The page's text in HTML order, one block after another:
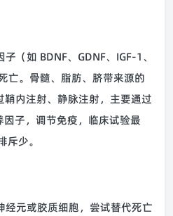
（如 BDNF、GDNF、IGF-1、
亡。骨髓、脂肪、脐带来源的
鞘内注射、静脉注射，主要通过
子，调节免疫，临床试验最
斥少。
经元或胶质细胞，尝试替代死亡